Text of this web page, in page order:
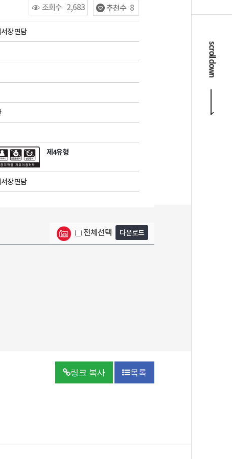
조회수 2,683 추천수 8
장 면담
제4유형
장 면담
전체선택 다운로드
링크 복사 목록
scroll down